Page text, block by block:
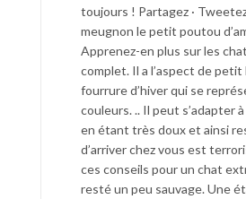
toujours ! Partagez ·
meugnon le petit poutou
Apprenez-en plus sur les
complet. Il a l’aspect de petit
fourrure d’hiver qui se
couleurs. .. Il peut s’adapter
en étant très doux et ainsi
d’arriver chez vous est
ces conseils pour un chat
resté un peu sauvage. Une